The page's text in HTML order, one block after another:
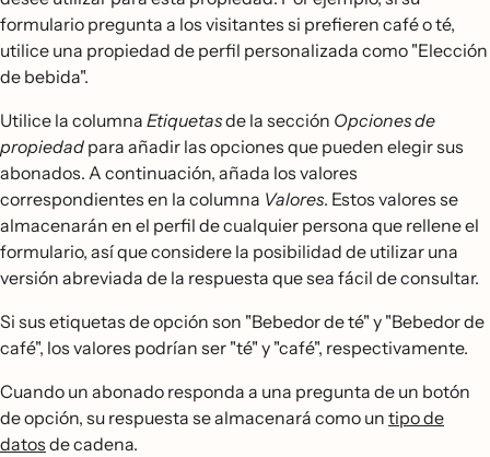
formulario pregunta a los visitantes si prefieren café o té,
utilice una propiedad de perfil personalizada como "Elección
de bebida".
Utilice la columna Etiquetasde la sección Opciones de
propiedad para añadir las opciones que pueden elegir sus
abonados. A continuación, añada los valores
correspondientes en la columna Valores. Estos valores se
almacenarán en el perfil de cualquier persona que rellene el
formulario, así que considere la posibilidad de utilizar una
versión abreviada de la respuesta que sea fácil de consultar.
Si sus etiquetas de opción son "Bebedor de té" y "Bebedor de
café", los valores podrían ser "té" y "café", respectivamente.
Cuando un abonado responda a una pregunta de un botón
de opción, su respuesta se almacenará como un tipo de
datos de cadena.